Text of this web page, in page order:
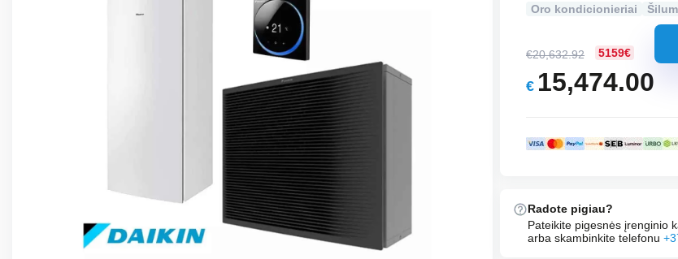
Oro kondicionieriai
5159€
€20,632.92
Original
price
€20,632.92.
€ 15,474.00
is:
Radote pigiau?
Pateikite pigesnės įrenginio
arba skambinkite telefonu